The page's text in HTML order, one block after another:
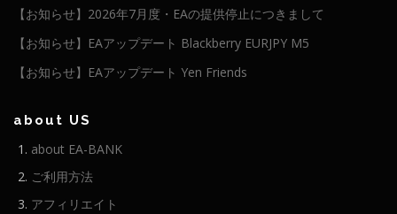
【お知らせ】2026年7月度・EAの提供停止につきまして
【お知らせ】EAアップデート Blackberry EURJPY M5
【お知らせ】EAアップデート Yen Friends
about US
about EA-BANK
ご利用方法
アフィリエイト